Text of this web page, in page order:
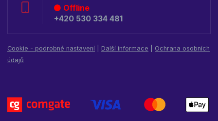
Offline
+420 530 334 481
Cookie - podrobné nastavení Další informace
Ochrana osobních
údajů